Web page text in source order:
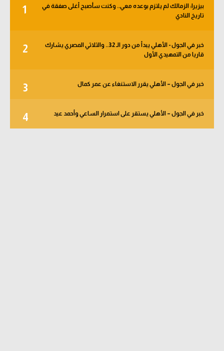
1
بيزيرا: الزمالك لم يلتزم بوعده معي.. وكنت سأصبح أغلى صفقة في
تاريخ النادي
2
خبر في الجول - الأهلي يبدأ من دور الـ 32.. والثلاثي المصري يشارك
قاريا من التمهيدي الأول
3 خبر في الجول – الأهلي يقرر الاستنغاء عن عمر كمال
4 خبر في الجول – الأهلي يستقر على استمرار الساعي وأحمد عيد